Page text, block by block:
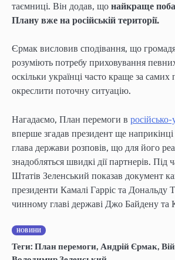
таємниці. Він додав, що найкраще
Плану вже на російській території.
Єрмак висловив сподівання, що
розуміють потребу приховування
оскільки українці часто краще за самих
окреслити поточну ситуацію.
Нагадаємо, План перемоги в російсько-
вперше згадав президент ще
глава держави розповів, що для його
знадобляться швидкі дії партнерів. Під
Штатів Зеленський показав документ
президенти Камалі Гарріс та Дональду
чинному главі державі Джо Байдену та
НОВИНИ
Теги: План перемоги, Андрій Єрмак,